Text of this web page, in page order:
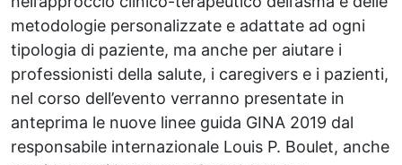
metodologie personalizzate e adattate ad ogni
tipologia di paziente, ma anche per aiutare i
professionisti della salute, i caregivers e i pazienti,
nel corso dell’evento verranno presentate in
anteprima le nuove linee guida GINA 2019 dal
responsabile internazionale Louis P. Boulet, anche